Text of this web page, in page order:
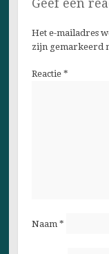
Geef een
Het e-mailadres
zijn gemarkeerd
Reactie *
Naam *